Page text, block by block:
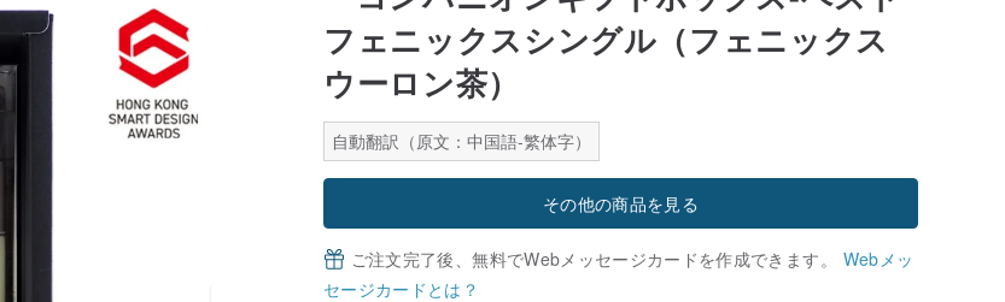
フェニックスシングル（フェニックス
ウーロン茶）
自動翻訳（原文：中国語-繁体字）
その他の商品を見る
ご注文完了後、無料でWebメッセージカードを作成できます。 Webメッ
セージカードとは？